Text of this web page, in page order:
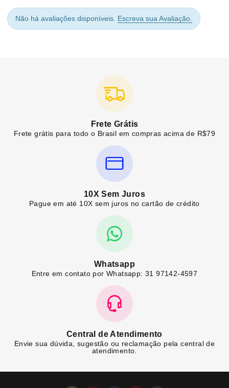
Não há avaliações disponíveis. Escreva sua Avaliação.
Frete Grátis
Frete grátis para todo o Brasil em compras acima de R$79
10X Sem Juros
Pague em até 10X sem juros no cartão de crédito
Whatsapp
Entre em contato por Whatsapp: 31 97142-4597
Central de Atendimento
Envie sua dúvida, sugestão ou reclamação pela central de
atendimento.